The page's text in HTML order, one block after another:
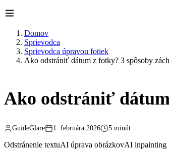
Domov
Sprievodca
Sprievodca úpravou fotiek
Ako odstrániť dátum z fotky? 3 spôsoby
Ako odstrániť
GuideGlare 1. februára 2026 5 minút
Odstránenie textuAI úprava obrázkovAI inpainting